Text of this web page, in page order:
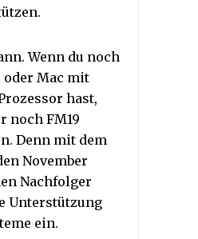
Wenn du noch
Mac mit
hast,
noch FM19
Denn mit dem
November
Nachfolger
Unterstützung
ein.